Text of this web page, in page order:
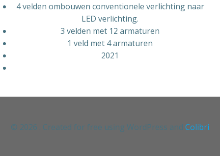
4 velden ombouwen conventionele verlichting naar
LED verlichting.
3 velden met 12 armaturen
1 veld met 4 armaturen
2021
© 2026 . Created for free using WordPress and Colibri